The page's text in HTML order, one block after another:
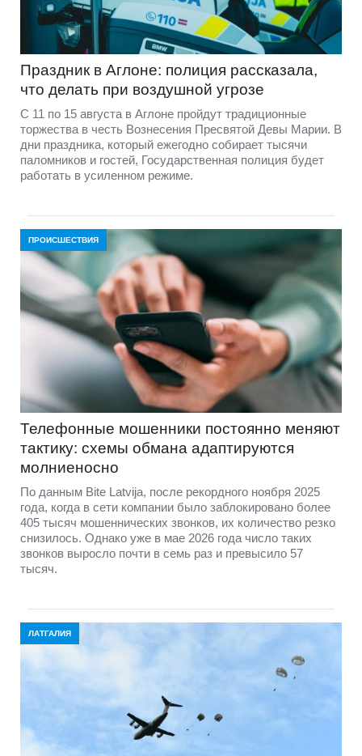
Праздник в Аглоне: полиция рассказала,
что делать при воздушной угрозе
С 11 по 15 августа в Аглоне пройдут традиционные
торжества в честь Вознесения Пресвятой Девы Марии. В
дни праздника, который ежегодно собирает тысячи
паломников и гостей, Государственная полиция будет
работать в усиленном режиме.
ПРОИСШЕСТВИЯ
Телефонные мошенники постоянно меняют
тактику: схемы обмана адаптируются
молниеносно
По данным Bite Latvija, после рекордного ноября 2025
года, когда в сети компании было заблокировано более
405 тысяч мошеннических звонков, их количество резко
снизилось. Однако уже в мае 2026 года число таких
звонков выросло почти в семь раз и превысило 57
тысяч.
ЛАТГАЛИЯ